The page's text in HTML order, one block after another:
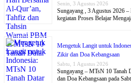
Senin, 3 Agustus 2026
Sungayang , 3 Agustus 2026
kegiatan Proses Belajar
Mengetuk Langit untuk
Zikir dan Doa Kebangsaan
Sabtu, 1 Agustus 2026
Sungayang – MTsN 10 Tanah
dan Doa Kebangsaan pada